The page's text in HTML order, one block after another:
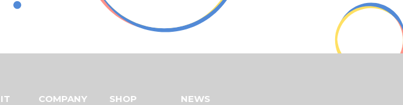
COMPANY SHOP NEWS